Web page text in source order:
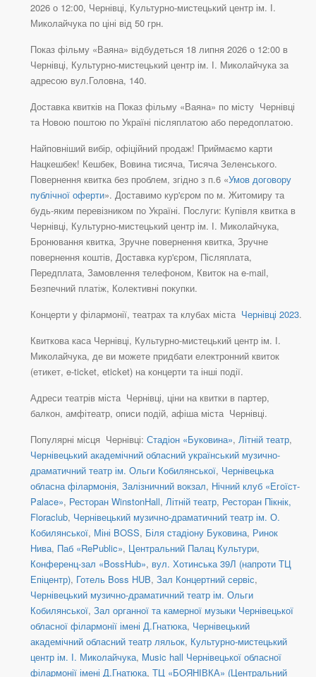
2026 о 12:00, Чернівці, Культурно-мистецький центр ім. І.
Миколайчука по ціні від 50 грн.
Показ фільму «Ваяна» відбудеться 18 липня 2026 о 12:00 в
Чернівці, Культурно-мистецький центр ім. І. Миколайчука за
адресою вул.Головна, 140.
Доставка квитків на Показ фільму «Ваяна» по місту Чернівці
та Новою поштою по Україні післяплатою або передоплатою.
Найповніший вибір, офіційний продаж! Приймаємо карти
Нацкешбек! Кешбек, Вовина тисяча, Тисяча Зеленського.
Повернення квитка без проблем, згідно з п.6 «Умов договору
публічної оферти». Доставимо кур'єром по м. Житомиру та
будь-яким перевізником по Україні. Послуги: Купівля квитка в
Чернівці, Культурно-мистецький центр ім. І. Миколайчука,
Бронювання квитка, Зручне повернення квитка, Зручне
повернення коштів, Доставка кур'єром, Післяплата,
Передплата, Замовлення телефоном, Квиток на e-mail,
Безпечний платіж, Колективні покупки.
Концерти у філармонії, театрах та клубах міста Чернівці 2023.
Квиткова каса Чернівці, Культурно-мистецький центр ім. І.
Миколайчука, де ви можете придбати електронний квиток
(етикет, e-ticket, eticket) на концерти та інші події.
Адреси театрів міста Чернівці, ціни на квитки в партер,
балкон, амфітеатр, описи подій, афіша міста Чернівці.
Популярні місця Чернівці: Стадіон «Буковина», Літній театр,
Чернівецький академічний обласний український музично-
драматичний театр ім. Ольги Кобилянської, Чернівецька
обласна філармонія, Залізничний вокзал, Нічний клуб «Егоїст-
Palace», Ресторан WinstonHall, Літній театр, Ресторан Пікнік,
Floraclub, Чернівецький музично-драматичний театр ім. О.
Кобилянської, Міні BOSS, Біля стадіону Буковина, Ринок
Нива, Паб «RePublic», Центральний Палац Культури,
Конференц-зал «BossHub», вул. Хотинська 39Л (напроти ТЦ
Епіцентр), Готель Boss HUB, Зал Концертний сервіс,
Чернівецький музично-драматичний театр ім. Ольги
Кобилянської, Зал органної та камерної музыки Чернівецької
обласної філармонії імені Д.Гнатюка, Чернівецький
академічний обласний театр ляльок, Культурно-мистецький
центр ім. І. Миколайчука, Music hall Чернівецької обласної
філармонії імені Д.Гнатюка, ТЦ «БОЯНІВКА» (Центральний